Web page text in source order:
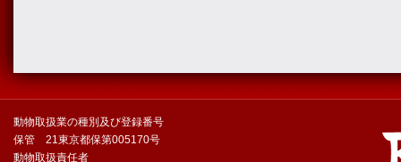
動物取扱業の種別及び登録番号
保管 21東京都保第005170号
動物取扱責任者